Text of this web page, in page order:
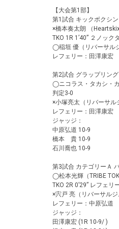
【大会第1部】
第1試合 キックボクシ
×橋本奏太朗 （Heartskix
TKO 1R 1’40” ２ノック
◯稲垣 優（リバーサル
レフェリー：田澤康宏
第2試合 グラップリン
◯ニコラス・タカシ・
判定3-0
×小塚亮太（リバーサル
レフェリー：田澤康宏
ジャッジ：
中原弘道 10-9
橋本 貴 10-9
石川喬也 10-9
第3試合 カテゴリーＡ
◯松本光輝（TRIBE
TKO 2R 0’29” レフェ
×宍戸 亮（リバーサルジ
レフェリー：中原弘道
ジャッジ：
田澤康宏 (1R 10-9/ )